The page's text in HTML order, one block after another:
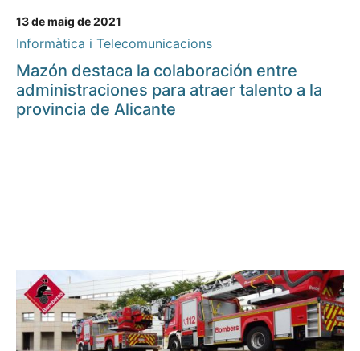
13 de maig de 2021
Informàtica i Telecomunicacions
Mazón destaca la colaboración entre
administraciones para atraer talento a la
provincia de Alicante